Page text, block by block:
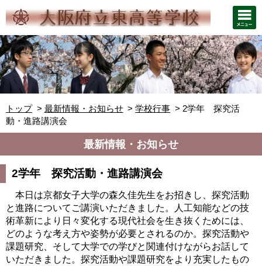
トップ 最新情報・お知らせ 学校行事
2学年 探究活
動・進路講演会
最新情報・お知らせ
2学年 探究活動・進路講演会
本日は京都女子大学の森久佳先生をお招きし、探究活動
と進路についてご講演いただきました。人工知能などの技
術革新により日々変化する現代社会を生き抜くためには、
どのような考え方や姿勢が必要とされるのか。探究活動や
課題研究、そして大学での学びと関連付けながらお話して
いただきました。探究活動や課題研究をより充実したもの